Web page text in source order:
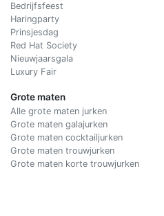
Bedrijfsfeest
Haringparty
Prinsjesdag
Red Hat Society
Nieuwjaarsgala
Luxury Fair
Grote maten
Alle grote maten jurken
Grote maten galajurken
Grote maten cocktailjurken
Grote maten trouwjurken
Grote maten korte trouwjurken